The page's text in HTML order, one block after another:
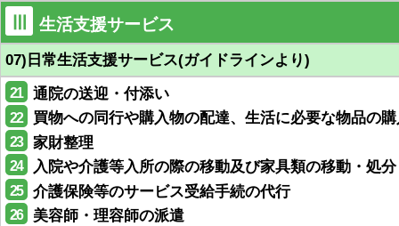
生活支援サービス
07)日常生活支援サービス(ガイドラインより)
21 通院の送迎・付添い
22 買物への同行や購入物の配達、生活に必要な物品の
23 家財整理
24 入院や介護等入所の際の移動及び家具類の移動・処分
25 介護保険等のサービス受給手続の代行
26 美容師・理容師の派遣